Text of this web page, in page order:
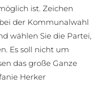
ist. Zeichen
der Kommunalwahl
wählen Sie die Partei,
Es soll nicht um
das große Ganze
Herker